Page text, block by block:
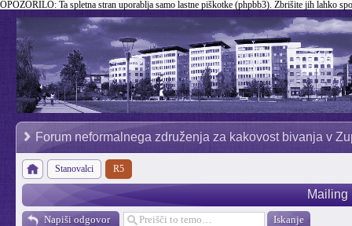
OPOZORILO: Ta spletna stran uporablja samo lastne piškotke (phpbb3). Zbrišite jih lahko
Forum neformalnega združenja za kakovost bivanja v
Stanovalci R5
Mailing
Napiši odgovor